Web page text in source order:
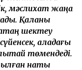
мәслихат жаңа
Қаланы
шектеу
қаладағы
төмендеді.
нақты